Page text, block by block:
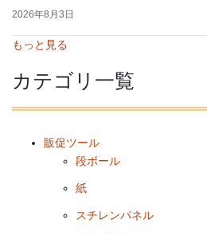
2026年8月3日
もっと見る
カテゴリ一覧
販促ツール
段ボール
紙
スチレンパネル